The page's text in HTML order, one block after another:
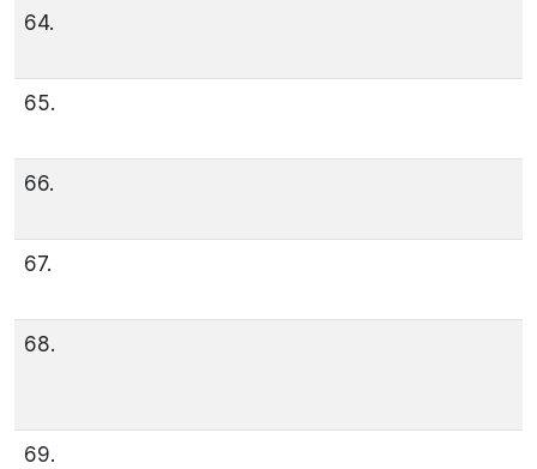
64.
65.
66.
67.
68.
69.